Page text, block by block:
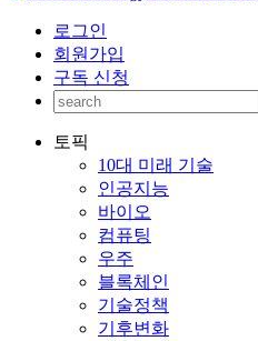
로그인
회원가입
구독 신청
토픽
10대 미래 기술
인공지능
바이오
컴퓨팅
우주
블록체인
기술정책
기후변화